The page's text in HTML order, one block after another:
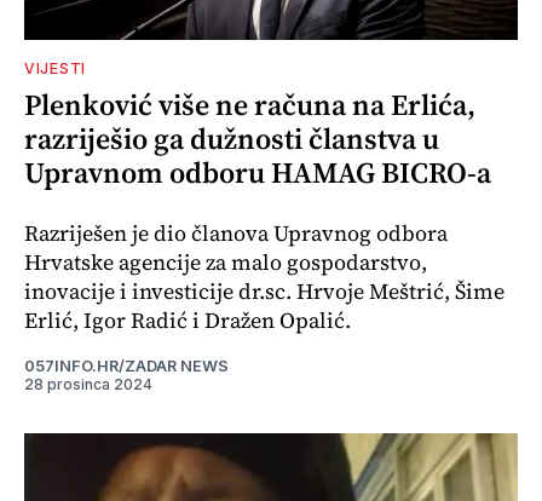
VIJESTI
Plenković više ne računa na Erlića,
razriješio ga dužnosti članstva u
Upravnom odboru HAMAG BICRO-a
Razriješen je dio članova Upravnog odbora
Hrvatske agencije za malo gospodarstvo,
inovacije i investicije dr.sc. Hrvoje Meštrić, Šime
Erlić, Igor Radić i Dražen Opalić.
057INFO.HR/ZADAR NEWS
28 prosinca 2024